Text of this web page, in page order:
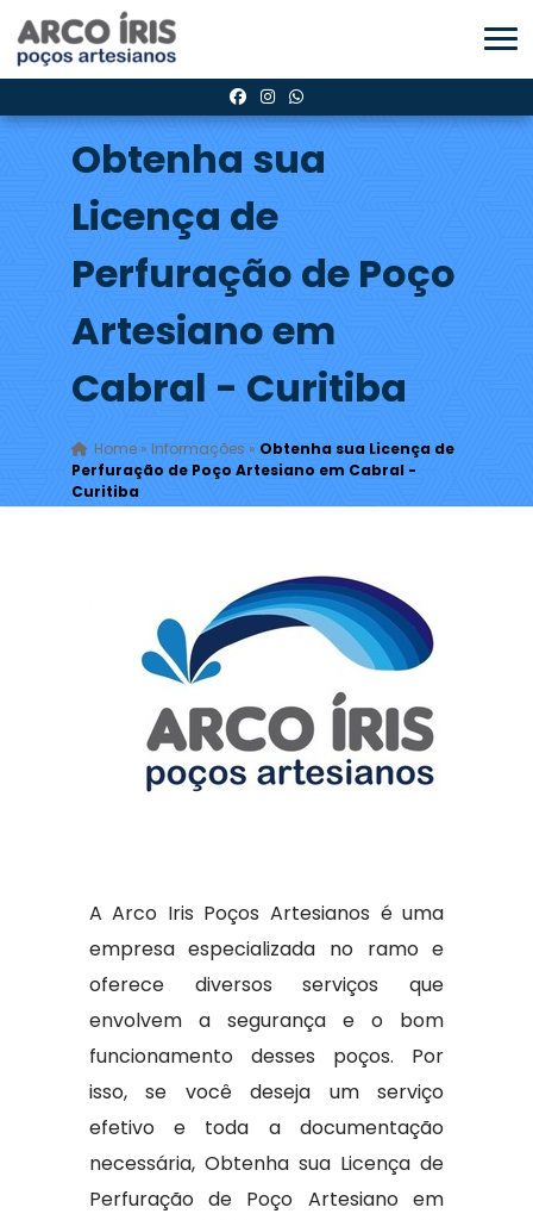
Obtenha sua
Licença de
Perfuração de Poço
Artesiano em
Cabral - Curitiba
Home» Informações » Obtenha sua Licença de
Perfuração de Poço Artesiano em Cabral -
Curitiba
A Arco Iris Poços Artesianos é uma
empresa especializada no ramo e
oferece diversos serviços que
envolvem a segurança e o bom
funcionamento desses poços. Por
isso, se você deseja um serviço
efetivo e toda a documentação
necessária, Obtenha sua Licença de
Perfuração de Poço Artesiano em